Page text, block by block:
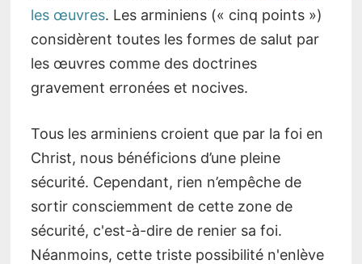
les œuvres. Les arminiens (« cinq points »)
considèrent toutes les formes de salut par
les œuvres comme des doctrines
gravement erronées et nocives.
Tous les arminiens croient que par la foi en
Christ, nous bénéficions d’une pleine
sécurité. Cependant, rien n’empêche de
sortir consciemment de cette zone de
sécurité, c'est-à-dire de renier sa foi.
Néanmoins, cette triste possibilité n'enlève